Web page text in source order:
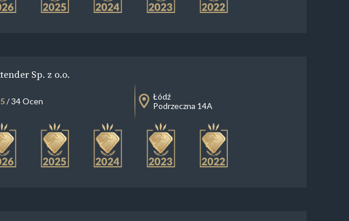
Sp. z o.o.
/ 34 Ocen
Łódź
Podrzeczna 14A